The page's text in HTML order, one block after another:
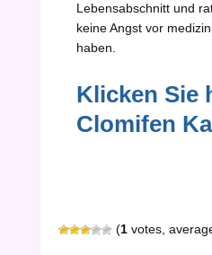
Lebensabschnitt und
keine Angst vor
haben.
Klicken Sie
Clomifen
(1votes,